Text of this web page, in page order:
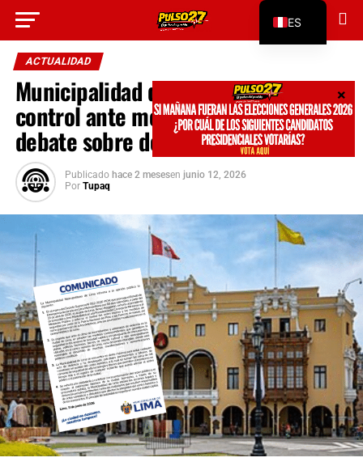
ACTUALIDAD
Municipalidad de Lima pide reforzar
control ante movilizaciones y abre
debate sobre derechos ciudadanos
Publicado hace 2 mesesen junio 12, 2026
Por Tupaq
Go to mobile version
ES
EN